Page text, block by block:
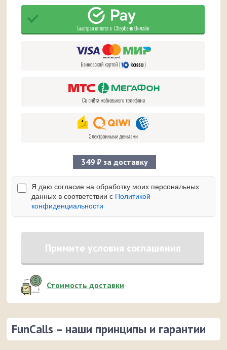
349 ₽ за доставку
Я даю согласие на обработку моих персональных
данных в соответствии с Политикой
конфиденциальности
Примите условия соглашения
Стоимость доставки
FunCalls – наши принципы и гарантии